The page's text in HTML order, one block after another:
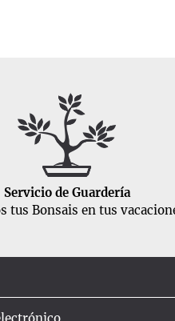
Servicio de Guardería
tus Bonsais en tus